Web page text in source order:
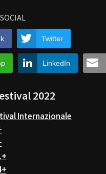
Twitter
LinkedIn
2022
Internazionale